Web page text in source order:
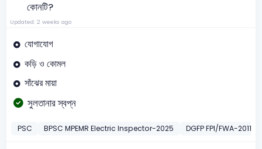
কোনটি?
Updated: 2 weeks ago
যোগাযোগ
কড়ি ও কোমল
সাঁঝের মায়া
সুলতানার স্বপ্ন
PSC BPSC MPEMR Electric Inspector-2025 DGFP FPI/FWA-2011